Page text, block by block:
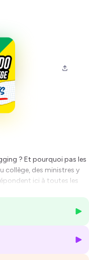
? Et pourquoi pas les
collège, des ministres y
ici à toutes les
d'avoir un uniforme
des collégiens débattent
Galois à Bourg-La-